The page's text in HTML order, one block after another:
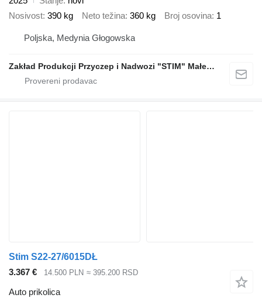
Nosivost 390 kg Neto težina 360 kg Broj osovina 1
Poljska, Medynia Głogowska
Zakład Produkcji Przyczep i Nadwozi "STIM" Małecki s.j.
Stim S22-27/6015DŁ
3.367 €
14.500 PLN ≈ 395.200 RSD
Auto prikolica